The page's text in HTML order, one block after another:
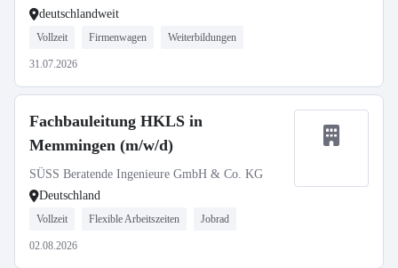
deutschlandweit
Vollzeit Firmenwagen Weiterbildungen
31.07.2026
Fachbauleitung HKLS in
Memmingen (m/w/d)
SÜSS Beratende Ingenieure GmbH & Co. KG
Deutschland
Vollzeit Flexible Arbeitszeiten Jobrad
02.08.2026